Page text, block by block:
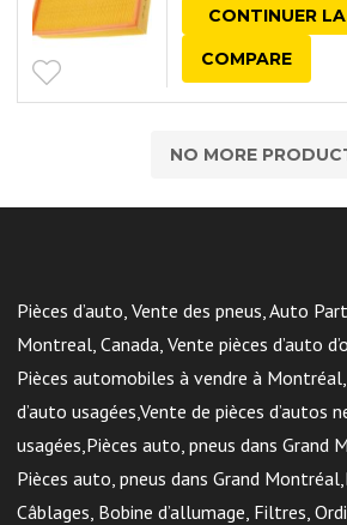
CONTINUER
COMPARE
NO MORE
Pièces d’auto, Vente des pneus, Auto
Montreal, Canada, Vente pièces d’auto
Pièces automobiles à vendre à
d’auto usagées,Vente de pièces d’autos
usagées,Pièces auto, pneus dans Grand
Pièces auto, pneus dans Grand
Câblages, Bobine d’allumage, Filtres,